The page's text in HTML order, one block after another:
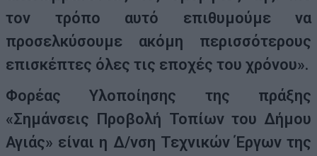
τον τρόπο αυτό επιθυμούμε να
προσελκύσουμε ακόμη περισσότερους
επισκέπτες όλες τις εποχές του χρόνου».
Φορέας Υλοποίησης της πράξης
«Σημάνσεις Προβολή Τοπίων του Δήμου
Αγιάς» είναι η Δ/νση Τεχνικών Έργων της